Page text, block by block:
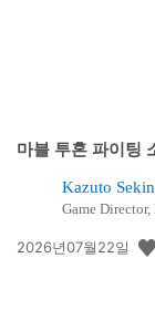
마블 투혼 파이팅
Kazuto
Game
공
2026년07월22일